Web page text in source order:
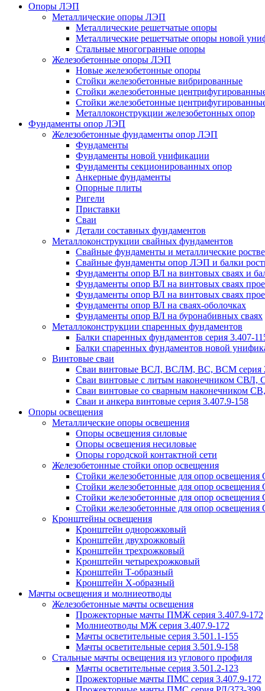
Опоры ЛЭП
Металлические опоры ЛЭП
Металлические решетчатые опоры
Металлические решетчатые опоры новой
Стальные многогранные опоры
Железобетонные опоры ЛЭП
Новые железобетонные опоры
Стойки железобетонные вибрированные
Стойки железобетонные
Стойки железобетонные
Металлоконструкции железобетонных опор
Фундаменты опор ЛЭП
Железобетонные фундаменты опор ЛЭП
Фундаменты
Фундаменты новой унификации
Фундаменты секционированных опор
Анкерные фундаменты
Опорные плиты
Ригели
Приставки
Сваи
Детали составных фундаментов
Металлоконструкции свайных фундаментов
Свайные фундаменты и металлические
Свайные фундаменты опор ЛЭП и балки
Фундаменты опор ВЛ на винтовых сваях и
Фундаменты опор ВЛ на винтовых сваях
Фундаменты опор ВЛ на винтовых сваях
Фундаменты опор ВЛ на сваях-оболочках
Фундаменты опор ВЛ на буронабивных сваях
Металлоконструкции спаренных фундаментов
Балки спаренных фундаментов серия 3.407-
Балки спаренных фундаментов новой
Винтовые сваи
Сваи винтовые ВСЛ, ВСЛМ, ВС, ВСМ серия
Сваи винтовые с литым наконечником
Сваи винтовые со сварным наконечником
Сваи и анкера винтовые серия 3.407.9-158
Опоры освещения
Металлические опоры освещения
Опоры освещения силовые
Опоры освещения несиловые
Опоры городской контактной сети
Железобетонные стойки опор освещения
Стойки железобетонные для опор
Стойки железобетонные для опор
Стойки железобетонные для опор
Стойки железобетонные для опор освещения
Кронштейны освещения
Кронштейн однорожковый
Кронштейн двухрожковый
Кронштейн трехрожковый
Кронштейн четырехрожковый
Кронштейн Т-образный
Кронштейн Х-образный
Мачты освещения и молниеотводы
Железобетонные мачты освещения
Прожекторные мачты ПМЖ серия 3.407.9-172
Молниеотводы МЖ серия 3.407.9-172
Мачты осветительные серия 3.501.1-155
Мачты осветительные серия 3.501.9-158
Стальные мачты освещения из углового профиля
Мачты осветительные серия 3.501.2-123
Прожекторные мачты ПМС серия 3.407.9-172